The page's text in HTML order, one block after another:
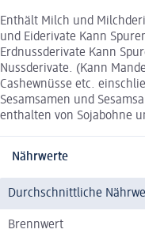
Enthält Milch und
und Eiderivate Kann
Erdnussderivate Kann
Nussderivate. (Kann
Cashewnüsse etc.
Sesamsamen und
enthalten von Sojabohne
Nährwerte
Durchschnittliche
Brennwert